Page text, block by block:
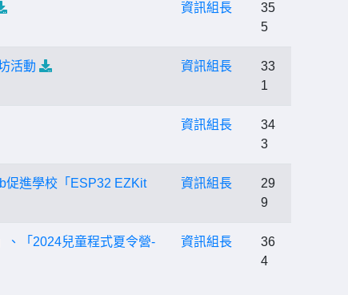
資訊組長
35
5
活動 資訊組長
33
1
資訊組長
34
3
促進學校「ESP32 EZKit
資訊組長
29
9
、「2024兒童程式夏令營-
資訊組長
36
4